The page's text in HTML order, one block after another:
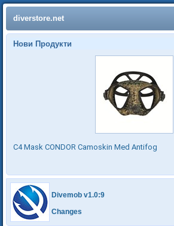
diverstore.net
Нови Продукти
C4 Mask CONDOR Camoskin Med Antifog
Divemob v1.0:9
Changes